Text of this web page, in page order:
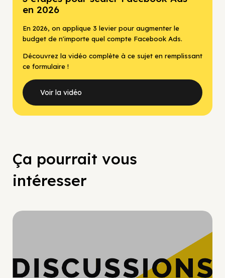
en 2026
En 2026, on applique 3 levier pour augmenter le
budget de n'importe quel compte Facebook Ads.
Découvrez la vidéo complète à ce sujet en remplissant
ce formulaire !
Voir la vidéo
Ça pourrait vous
intéresser